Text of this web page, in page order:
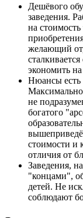
Дешёвого
заведения.
на
желающий
экономить на
Нюансы есть
не
богатого
стоимости и
отличия от
Заведения,
"концами",
детей. Не
соблюдают